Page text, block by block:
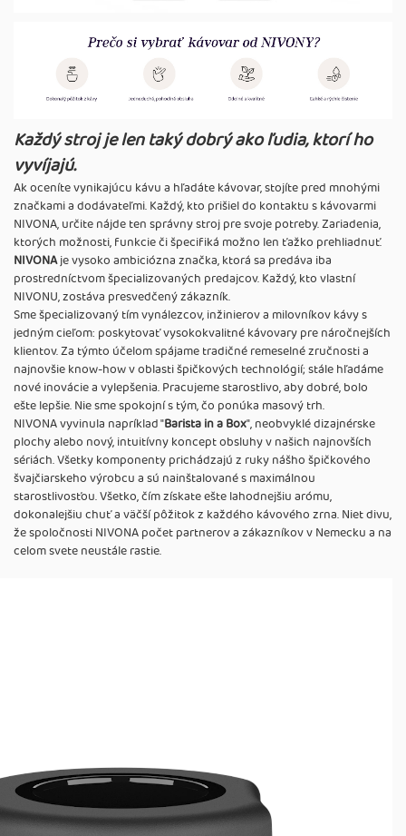
Každý stroj je len taký dobrý ako ľudia, ktorí ho
vyvíjajú.
Ak oceníte vynikajúcu kávu a hľadáte kávovar, stojíte pred mnohými
značkami a dodávateľmi. Každý, kto prišiel do kontaktu s kávovarmi
NIVONA, určite nájde ten správny stroj pre svoje potreby. Zariadenia,
ktorých možnosti, funkcie či špecifiká možno len ťažko prehliadnuť.
NIVONAje vysoko ambiciózna značka, ktorá sa predáva iba
prostredníctvom špecializovaných predajcov. Každý, kto vlastní
NIVONU, zostáva presvedčený zákazník.
Sme špecializovaný tím vynálezcov, inžinierov a milovníkov kávy s
jedným cieľom: poskytovať vysokokvalitné kávovary pre náročnejších
klientov. Za týmto účelom spájame tradičné remeselné zručnosti a
najnovšie know-how v oblasti špičkových technológií; stále hľadáme
nové inovácie a vylepšenia. Pracujeme starostlivo, aby dobré, bolo
ešte lepšie. Nie sme spokojní s tým, čo ponúka masový trh.
NIVONA vyvinula napríklad "Barista in a Box", neobvyklé dizajnérske
plochy alebo nový, intuitívny koncept obsluhy v našich najnovších
sériách. Všetky komponenty prichádzajú z ruky nášho špičkového
švajčiarskeho výrobcu a sú nainštalované s maximálnou
starostlivosťou. Všetko, čím získate ešte lahodnejšiu arómu,
dokonalejšiu chuť a väčší pôžitok z každého kávového zrna. Niet divu,
že spoločnosti NIVONA počet partnerov a zákazníkov v Nemecku a na
celom svete neustále rastie.